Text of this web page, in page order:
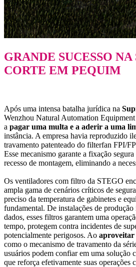
GRANDE SUCESSO
CORTE EM PEQUIM
Após uma intensa batalha jurídica na
Wenzhou Natural Automation
a pagar uma multa e a aderir a uma
instância. A empresa havia reproduzido
travamento patenteado do filterfan FPI/
Esse mecanismo garante a fixação
recesso de montagem, eliminando a
Os ventiladores com filtro da STEGO
ampla gama de cenários críticos de
preciso da temperatura de gabinetes e
fundamental. De instalações de
dados, esses filtros garantem uma
tempo, protegem contra incidentes de
potencialmente perigosos. Ao aproveitar
como o mecanismo de travamento da
usuários podem confiar em uma solução
que reforça efetivamente suas operações